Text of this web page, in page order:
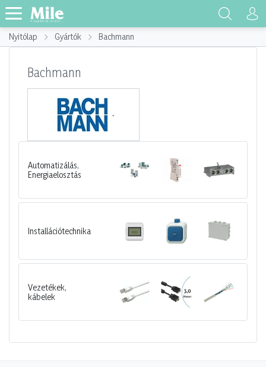
Nyitólap Gyártók Bachmann
Bachmann
Automatizálás,
Energiaelosztás
Installációtechnika
Vezetékek,
kábelek